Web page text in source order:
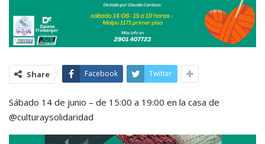
Share Facebook Twitter
Sábado 14 de junio – de 15:00 a 19:00 en la casa de
@culturaysolidaridad